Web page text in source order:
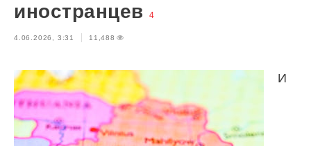
АВТО ОТДЫХ ОБХОД БЛОКИРОВКИ И СОЛИДАРНОСТЬ
КОРОНАВИРУС БЕЛАРУСЬ В НАТО
иностранцев
4
4.06.2026, 3:31 11,488
И